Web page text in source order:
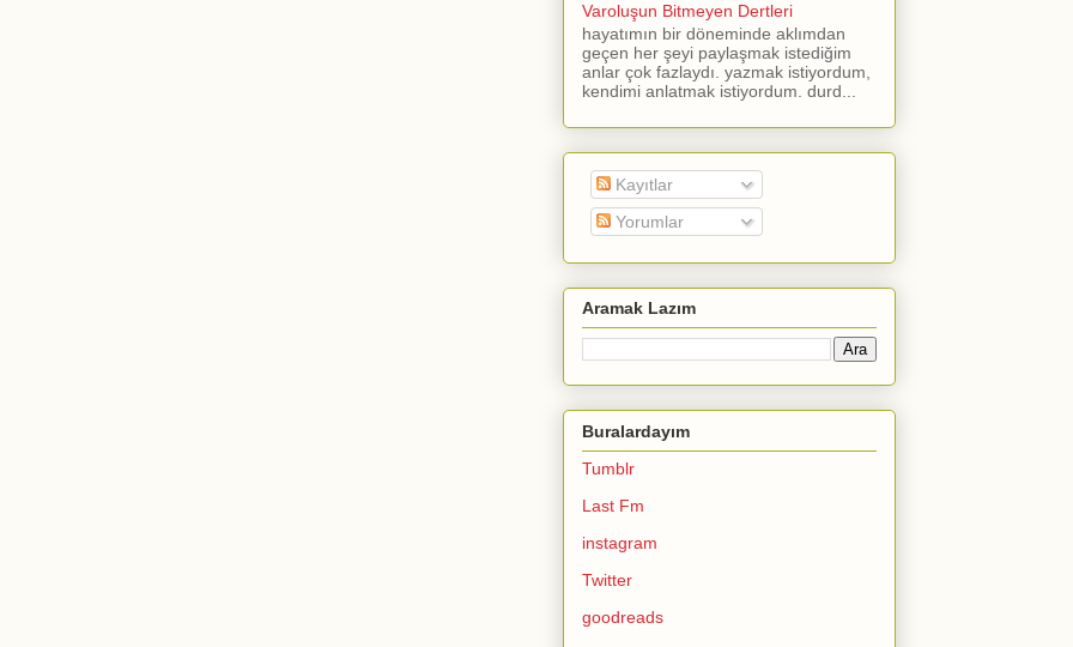
Varoluşun Bitmeyen Dertleri
hayatımın bir döneminde aklımdan
geçen her şeyi paylaşmak istediğim
anlar çok fazlaydı. yazmak istiyordum,
kendimi anlatmak istiyordum. durd...
Kayıtlar
Yorumlar
Aramak Lazım
Buralardayım
Tumblr
Last Fm
instagram
Twitter
goodreads